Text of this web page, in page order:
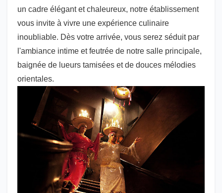
un cadre élégant et chaleureux, notre établissement
vous invite à vivre une expérience culinaire
inoubliable. Dès votre arrivée, vous serez séduit par
l'ambiance intime et feutrée de notre salle principale,
baignée de lueurs tamisées et de douces mélodies
orientales.